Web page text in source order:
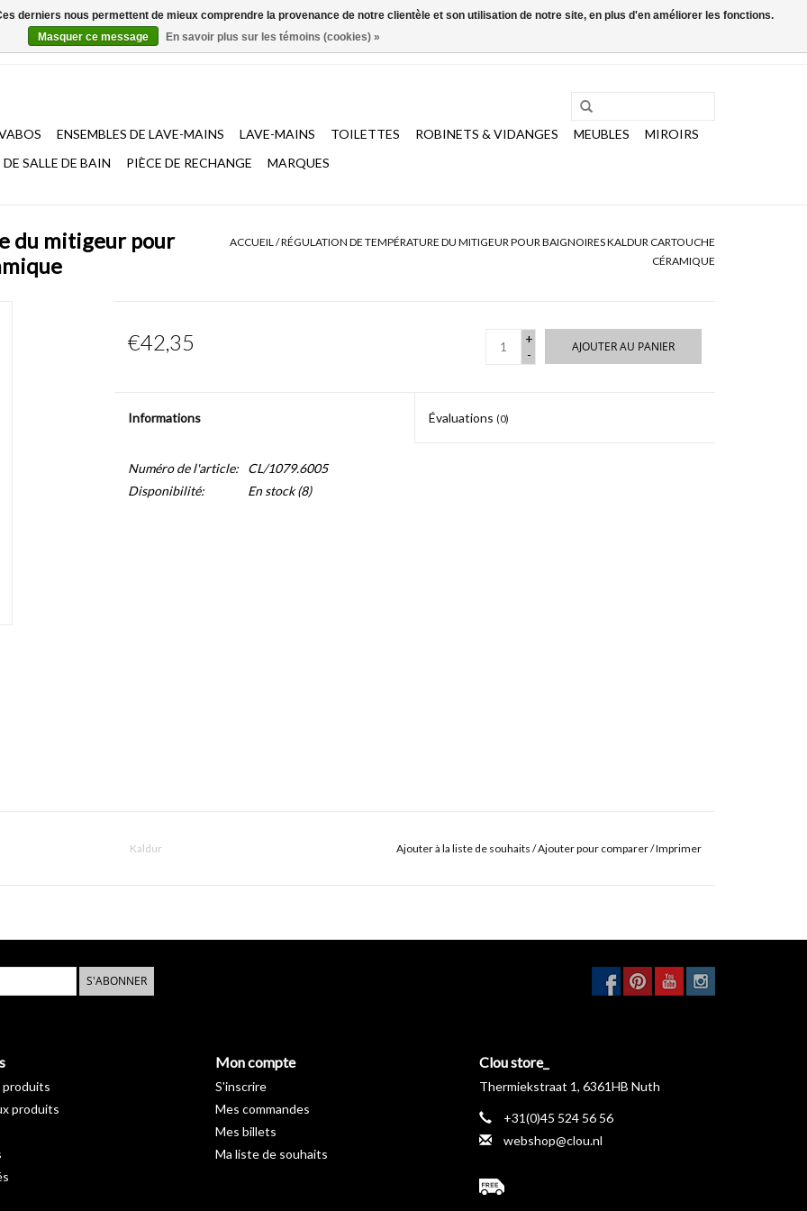
ENSEMBLES DE LAVE-MAINS LAVE-MAINS TOILETTES ROBINETS & VIDANGES MEUBLES
MIROIRS
SALLE DE BAIN
PIÈCE DE RECHANGE MARQUES
du mitigeur pour
ACCUEIL/RÉGULATION DE TEMPÉRATURE DU MITIGEUR POUR BAIGNOIRES KALDUR CARTOUCHE
CÉRAMIQUE
€42,35
+
-
AJOUTER AU PANIER
Informations Évaluations (0)
Numéro de l'article:
CL/1079.6005
Disponibilité:
En stock(8)
Kaldur Ajouter à la liste de souhaits /Ajouter pour comparer/Imprimer
S'ABONNER
produits
produits
Mon compte
S'inscrire
Mes commandes
Mes billets
Ma liste de souhaits
Clou store_
Thermiekstraat 1, 6361HB Nuth
+31(0)45 524 56 56
webshop@clou.nl
derniers nous permettent de mieux comprendre la provenance de notre clientèle et son utilisation de notre site, en plus d'en améliorer les fonctions.
Masquer ce message
En savoir plus sur les témoins (cookies) »